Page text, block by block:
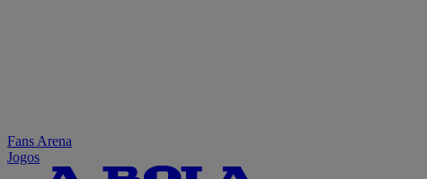
Fans Arena
Jogos